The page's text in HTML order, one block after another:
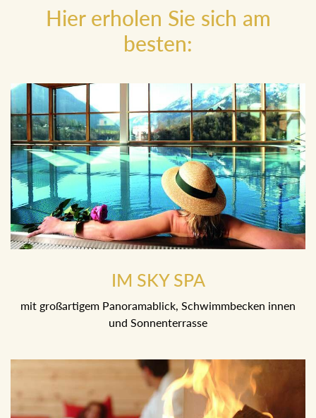
Hier erholen Sie sich am
besten:
IM SKY SPA
mit großartigem Panoramablick, Schwimmbecken innen
und Sonnenterrasse